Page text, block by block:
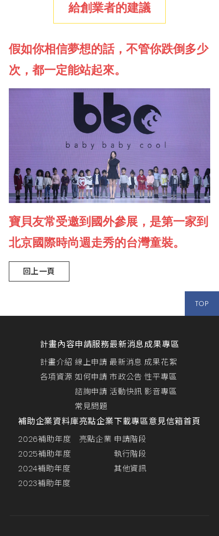
給創業者的建議
假如你相信夢想的話，不管你跌倒多少
次，都一定能站起來。
寶貝友常受邀到國外參展，是第一家到
北京國際時尚週走秀的台灣童裝。
回上一頁
TOP
計畫內容
計畫介紹
各項資源
申請服務
線上申請
如何申請
諮詢申請
常見問題
最新消息
最新消息
市政公告
活動快訊
成果專區
成果花絮
性平專區
影音專區
補助企業資料庫
2026補助年度
2025補助年度
2024補助年度
2023補助年度
亮點企業
亮點企業
下載專區
申請階段
執行階段
其他資訊
意見信箱首頁